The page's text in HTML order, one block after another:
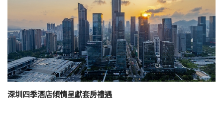
深圳四季酒店傾情呈獻套房禮遇